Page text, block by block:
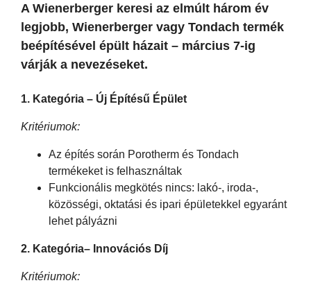
A Wienerberger keresi az elmúlt három év
legjobb, Wienerberger vagy Tondach termék
beépítésével épült házait – március 7-ig
várják a nevezéseket.
1. Kategória – Új Építésű Épület
Kritériumok:
Az építés során Porotherm és Tondach
termékeket is felhasználtak
Funkcionális megkötés nincs: lakó-, iroda-,
közösségi, oktatási és ipari épületekkel egyaránt
lehet pályázni
2. Kategória– I nnovációs Díj
Kritériumok: